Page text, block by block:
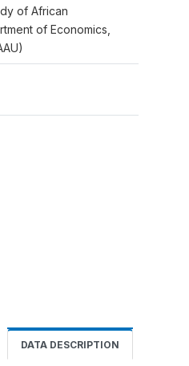
of African
of Economics,
DATA DESCRIPTION